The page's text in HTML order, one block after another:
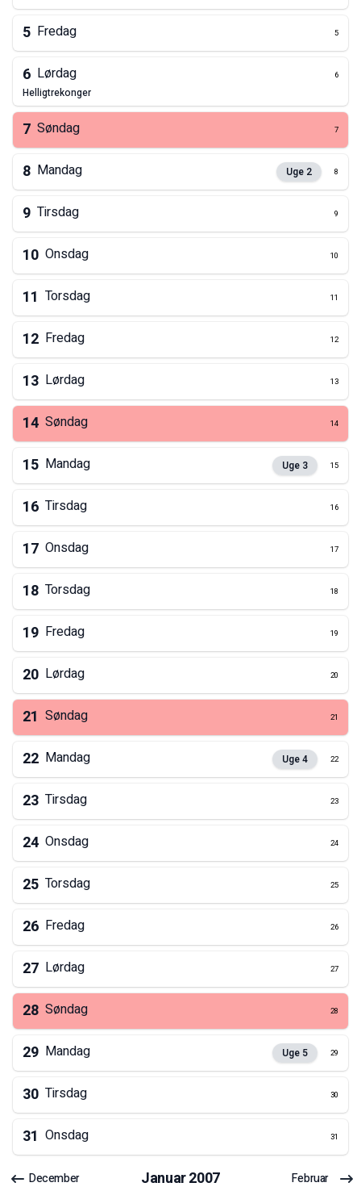
5 Fredag 5
6 Lørdag 6
helligtrekonger
7 Søndag 7
8 Mandag Uge 2 8
9 Tirsdag 9
10 Onsdag 10
11 Torsdag 11
12 Fredag 12
13 Lørdag 13
14 Søndag 14
15 Mandag Uge 3 15
16 Tirsdag 16
17 Onsdag 17
18 Torsdag 18
19 Fredag 19
20 Lørdag 20
21 Søndag 21
22 Mandag Uge4 22
23 Tirsdag 23
24 Onsdag 24
25 Torsdag 25
26 Fredag 26
27 Lørdag 27
28 Søndag 28
29 Mandag Uge 5 29
30 Tirsdag 30
31 Onsdag 31
December Januar2007 Februar